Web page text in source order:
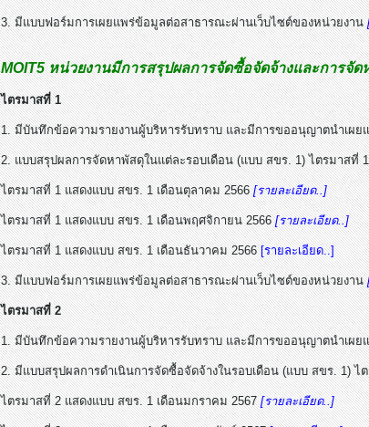
3. มีแบบฟอร์มการเผยแพร่ข้อมูลต่อสาธารณะผ่านเว็บไซต์ของหน่วยงาน
MOIT5 หน่วยงานมีการสรุปผลการจัดซื้อจัดจ้างและการจั
ไตรมาสที่ 1
1. มีบันทึกข้อความรายงานผู้บริหารรับทราบ และมีการขออนุญาตนำเผย
2. แบบสรุปผลการจัดหาพัสดุในแต่ละรอบเดือน (แบบ สขร. 1) ไตรมาสที่
ไตรมาสที่ 1 แสดงแบบ สขร. 1 เดือนตุลาคม 2566[รายละเอียด..]
ไตรมาสที่ 1 แสดงแบบ สขร. 1 เดือนพฤศจิกายน 2566[รายละเอียด..]
ไตรมาสที่ 1 แสดงแบบ สขร. 1 เดือนธันวาคม 2566[รายละเอียด..]
3. มีแบบฟอร์มการเผยแพร่ข้อมูลต่อสาธารณะผ่านเว็บไซต์ของหน่วยงาน
ไตรมาสที่ 2
1. มีบันทึกข้อความรายงานผู้บริหารรับทราบ และมีการขออนุญาตนำเผย
2. มีแบบสรุปผลการดำเนินการจัดซื้อจัดจ้างในรอบเดือน (แบบ สขร. 1)
ไตรมาสที่ 2 แสดงแบบ สขร. 1 เดือนมกราคม 2567 [รายละเอียด..]